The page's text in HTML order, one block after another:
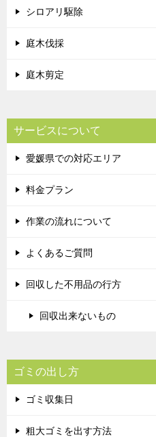
シロアリ駆除
庭木伐採
庭木剪定
サービスについて
愛媛県での対応エリア
料金プラン
作業の流れについて
よくあるご質問
回収した不用品の行方
回収出来ないもの
ゴミの出し方
ゴミ収集日
粗大ゴミを出す方法